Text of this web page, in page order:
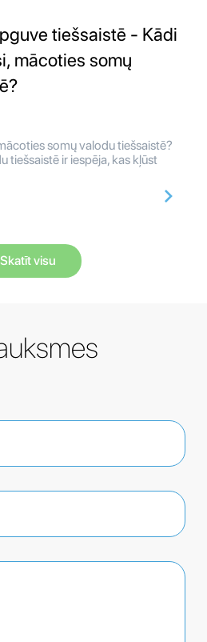
tiešsaistē - Kādi
mācoties somų
somų valodu tiešsaistē?
tiešsaistē ir iespēja, kas kļūst
Skatīt visu